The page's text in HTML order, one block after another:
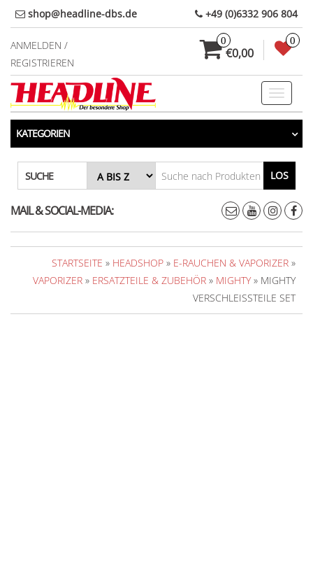
Direkt
zum
Inhalt
shop@headline-dbs.de +49 (0)6332 906 804
ANMELDEN /
REGISTRIEREN
0
€0,00
0
Toggle
KATEGORIEN
SUCHE LOS
MAIL & SOCIAL-MEDIA:
STARTSEITE » HEADSHOP » E-RAUCHEN & VAPORIZER »
VAPORIZER » ERSATZTEILE & ZUBEHÖR » MIGHTY» MIGHTY
VERSCHLEISSTEILE SET